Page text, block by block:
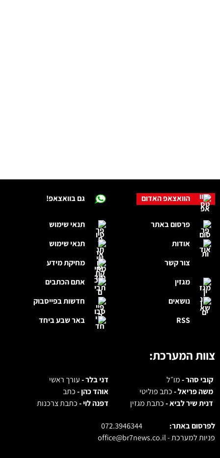
גם בוואצאפ!
תנאי שימוש
תנאי שימוש
מחיקת מידע
אתם הכתבים
חדשות בפייסבוק
באר שבע ביחד
הוואצאפ האדום
פרסום באתר
אודות
צור קשר
מגזין
נושאים
RSS
צוות המערכת:
קובי סהר -מו״ל דני בלר -עורך ראשי
משה פריאל -כתב פוליטי אוהד כהן -כתב
דנית שיר לביא -כתבת מגזין דפנה לוי -כתבת צרכנות
לפרסום באתר:
072.3946344
פניות למערכת -office@br7news.co.il